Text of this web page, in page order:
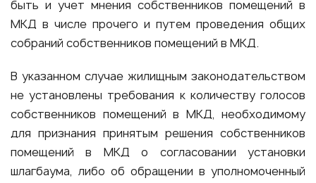
быть и учет мнения собственников помещений в
МКД в числе прочего и путем проведения общих
собраний собственников помещений в МКД.
В указанном случае жилищным законодательством
не установлены требования к количеству голосов
собственников помещений в МКД, необходимому
для признания принятым решения собственников
помещений в МКД о согласовании установки
шлагбаума, либо об обращении в уполномоченный